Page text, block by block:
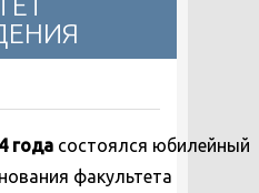
года состоялся юбилейный
факультета